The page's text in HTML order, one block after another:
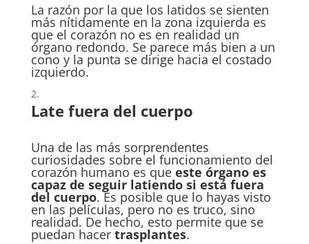
La razón por la que los latidos se sienten
más nítidamente en la zona izquierda es
que el corazón no es en realidad un
órgano redondo. Se parece más bien a un
cono y la punta se dirige hacia el costado
izquierdo.
Late fuera del cuerpo
Una de las más sorprendentes
curiosidades sobre el funcionamiento del
corazón humano es que este órgano es
capaz de seguir latiendo si está fuera
del cuerpo. Es posible que lo hayas visto
en las películas, pero no es truco, sino
realidad. De hecho, esto permite que se
puedan hacer trasplantes.